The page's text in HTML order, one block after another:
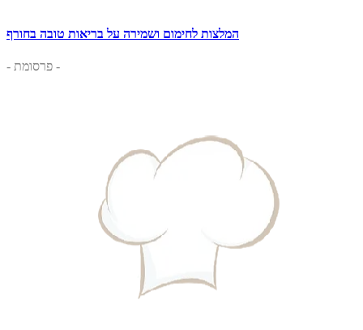
המלצות לחימום ושמירה על בריאות טובה בחורף
- פרסומת -